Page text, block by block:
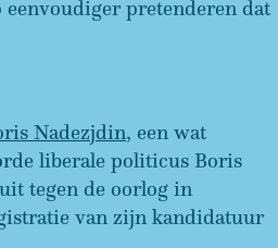
pretenderen dat
Nadezjdin, een wat
liberale politicus Boris
tegen de oorlog in
van zijn kandidatuur